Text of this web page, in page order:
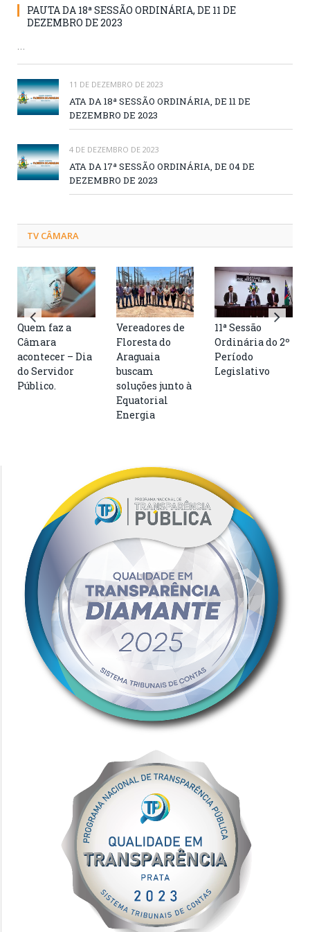
PAUTA DA 18ª SESSÃO ORDINÁRIA, DE 11 DE
DEZEMBRO DE 2023
…
11 DE DEZEMBRO DE 2023
ATA DA 18ª SESSÃO ORDINÁRIA, DE 11 DE
DEZEMBRO DE 2023
4 DE DEZEMBRO DE 2023
ATA DA 17ª SESSÃO ORDINÁRIA, DE 04 DE
DEZEMBRO DE 2023
TV CÂMARA
Quem faz a
Câmara
acontecer – Dia
do Servidor
Público.
Vereadores de
Floresta do
Araguaia
buscam
soluções junto à
Equatorial
Energia
11ª Sessão
Ordinária do 2º
Período
Legislativo